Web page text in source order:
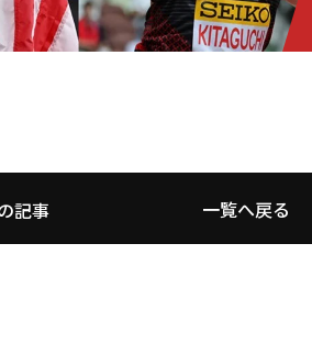
記事 一覧へ戻る